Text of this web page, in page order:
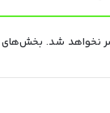
نخواهد شد. بخش‌های